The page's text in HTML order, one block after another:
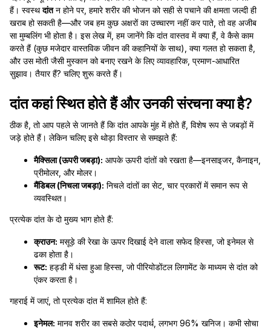
हैं। स्वस्थदांतन होने पर, हमारे शरीर की भोजन को सही से पचाने की क्षमता जल्दी ही
खराब हो सकती है—और जब हम कुछ अक्षरों का उच्चारण नहीं कर पाते, तो वह अजीब
सा मुम्बलिंग भी होता है। इस लेख में, हम जानेंगे कि दांत वास्तव में क्या हैं, वे कैसे काम
करते हैं (कुछ मजेदार वास्तविक जीवन की कहानियों के साथ), क्या गलत हो सकता है,
और उस मोती जैसी मुस्कान को बनाए रखने के लिए व्यावहारिक, प्रमाण-आधारित
सुझाव। तैयार हैं? चलिए शुरू करते हैं।
दांत कहां स्थित होते हैं और उनकी संरचना क्या है?
ठीक है, तो आप पहले से जानते हैं कि दांत आपके मुंह में होते हैं, विशेष रूप से जबड़ों में
जड़े होते हैं। लेकिन चलिए इसे थोड़ा विस्तार से समझते हैं:
मैक्सिला (ऊपरी जबड़ा): आपके ऊपरी दांतों को रखता है—इनसाइजर, कैनाइन,
प्रीमोलर, और मोलर।
मैंडिबल (निचला जबड़ा): निचले दांतों का सेट, चार प्रकारों में समान रूप से
व्यवस्थित।
प्रत्येक दांत के दो मुख्य भाग होते हैं:
क्राउन: मसूड़े की रेखा के ऊपर दिखाई देने वाला सफेद हिस्सा, जो इनेमल से
ढका होता है।
रूट: हड्डी में धंसा हुआ हिस्सा, जो पीरियोडोंटल लिगामेंट के माध्यम से दांत को
एंकर करता है।
गहराई में जाएं, तो प्रत्येक दांत में शामिल होते हैं:
इनेमल: मानव शरीर का सबसे कठोर पदार्थ, लगभग 96% खनिज। कभी सोचा